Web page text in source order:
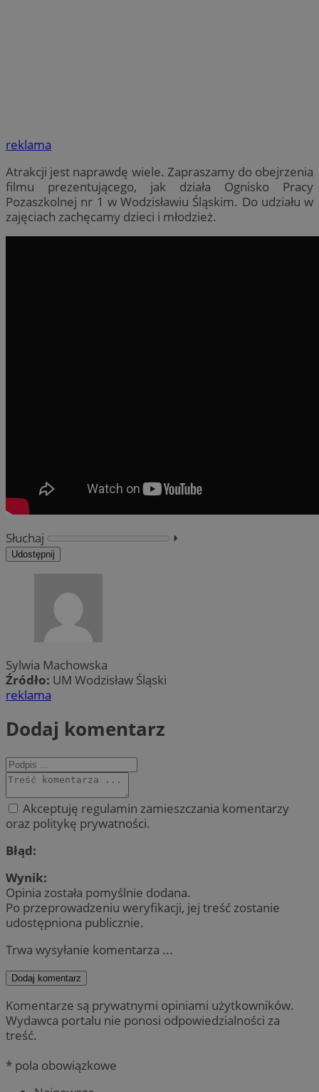
reklama
Atrakcji jest naprawdę wiele. Zapraszamy do obejrzenia
filmu prezentującego, jak działa Ognisko Pracy
Pozaszkolnej nr 1 w Wodzisławiu Śląskim​. Do udziału w
zajęciach zachęcamy dzieci i młodzież.
Słuchaj ⏵︎
Udostępnij
Sylwia Machowska
Źródło: UM Wodzisław Śląski
reklama
Dodaj komentarz
Akceptuję regulamin zamieszczania komentarzy
oraz politykę prywatności.
Błąd:
Wynik:
Opinia została pomyślnie dodana.
Po przeprowadzeniu weryfikacji, jej treść zostanie
udostępniona publicznie.
Trwa wysyłanie komentarza ...
Dodaj komentarz
Komentarze są prywatnymi opiniami użytkowników.
Wydawca portalu nie ponosi odpowiedzialności za
treść.
* pola obowiązkowe